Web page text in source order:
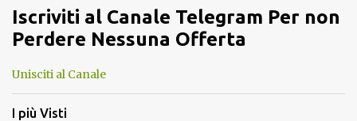
Iscriviti al Canale Telegram Per non
Perdere Nessuna Offerta
Unisciti al Canale
I più Visti